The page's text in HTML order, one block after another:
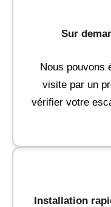
Sur
Nous pouvons
visite par un
vérifier votre
Installation